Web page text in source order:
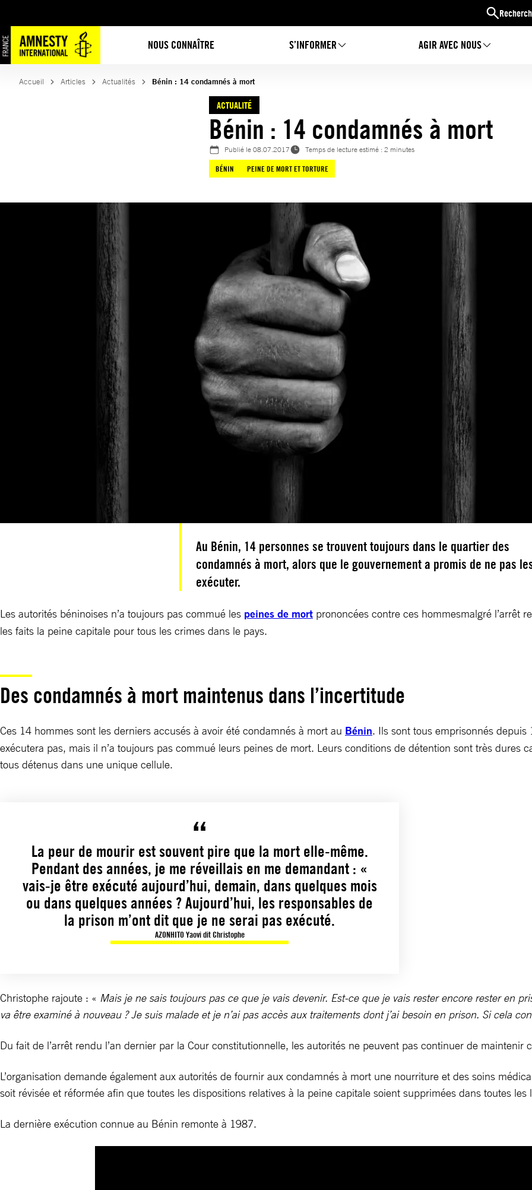
NOUS CONNAÎTRE S’INFORMER AGIR AVEC NOUS
au
contenu
Accueil Articles Actualités Bénin : 14 condamnés à mort
ACTUALITÉ
Bénin : 14 condamnés à mort
Publié le08.07.2017
Temps de lecture estimé : 2 minutes
BÉNIN
PEINE DE MORT ET TORTURE
Au Bénin, 14 personnes se trouvent toujours dans le quartier des
condamnés à mort, alors que le gouvernement a promis de ne pas
exécuter.
Les autorités béninoises n’a toujours pas commué les peines de mort prononcées contre ces hommesmalgré l’arrêt
les faits la peine capitale pour tous les crimes dans le pays.
Des condamnés à mort maintenus dans l’incertitude
Ces 14 hommes sont les derniers accusés à avoir été condamnés à mort au Bénin. Ils sont tous emprisonnés
exécutera pas, mais il n’a toujours pas commué leurs peines de mort. Leurs conditions de détention sont très dures
tous détenus dans une unique cellule.
La peur de mourir est souvent pire que la mort elle-même.
Pendant des années, je me réveillais en me demandant : «
vais-je être exécuté aujourd’hui, demain, dans quelques mois
ou dans quelques années ? Aujourd’hui, les responsables de
la prison m’ont dit que je ne serai pas exécuté.
AZONHITO Yaovi dit Christophe
Christophe rajoute : « Mais je ne sais toujours pas ce que je vais devenir. Est-ce que je vais rester encore rester en
va être examiné à nouveau ? Je suis malade et je n’ai pas accès aux traitements dont j’ai besoin en prison. Si cela
Du fait de l’arrêt rendu l’an dernier par la Cour constitutionnelle, les autorités ne peuvent pas continuer de
L’organisation demande également aux autorités de fournir aux condamnés à mort une nourriture et des soins
soit révisée et réformée afin que toutes les dispositions relatives à la peine capitale soient supprimées dans toutes
La dernière exécution connue au Bénin remonte à 1987.